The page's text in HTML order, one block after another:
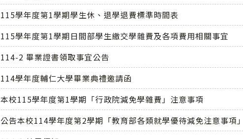
115學年度第1學期學生休、退學退費標準時間表
115學年度第1學期日間部學生繳交學雜費及各項費用相關事宜
114-2 畢業證書領取事宜公告
114學年度輔仁大學畢業典禮邀請函
本校115學年度第1學期「行政院減免學雜費」注意事項
公告本校114學年度第2學期「教育部各類就學優待減免注意事項